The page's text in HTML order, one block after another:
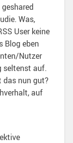
Was,
User keine
Blog eben
Nutzer
seltenst auf.
das nun gut?
auf